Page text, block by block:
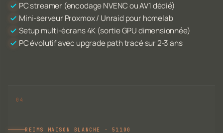
PC streamer (encodage NVENC ou AV1 dédié)
Mini-serveur Proxmox / Unraid pour homelab
Setup multi-écrans 4K (sortie GPU dimensionnée)
PC évolutif avec upgrade path tracé sur 2-3 ans
REIMS MAISON BLANCHE · 51100